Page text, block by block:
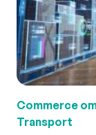
Commerce
Transport